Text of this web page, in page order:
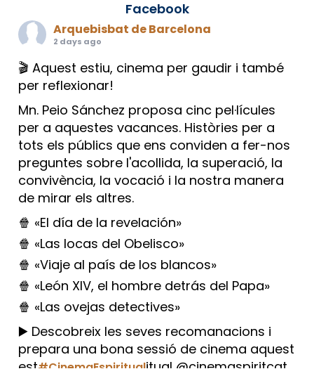
Facebook
Arquebisbat de Barcelona
2 days ago
🎬 Aquest estiu, cinema per gaudir i també
per reflexionar!
Mn. Peio Sánchez proposa cinc pel·lícules
per a aquestes vacances. Històries per a
tots els públics que ens conviden a fer-nos
preguntes sobre l'acollida, la superació, la
convivència, la vocació i la nostra manera
de mirar els altres.
🍿 «El día de la revelación»
🍿 «Las locas del Obelisco»
🍿 «Viaje al país de los blancos»
🍿 «León XIV, el hombre detrás del Papa»
🍿 «Las ovejas detectives»
▶️ Descobreix les seves recomanacions i
prepara una bona sessió de cinema aquest
est#CinemaEspiritualitual @cinemaspiritcat